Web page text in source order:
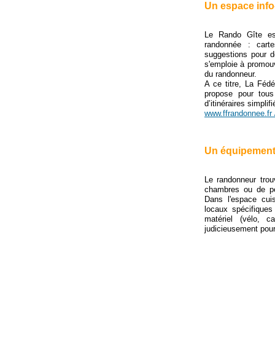
Un espace
Le Rando Gîte
randonnée :
suggestions pour
s'emploie à
du randonneur.
A ce titre, La
propose pour
d’itinéraires
Un
Le randonneur
chambres ou de
Dans l'espace
locaux
matériel (vélo,
judicieusement